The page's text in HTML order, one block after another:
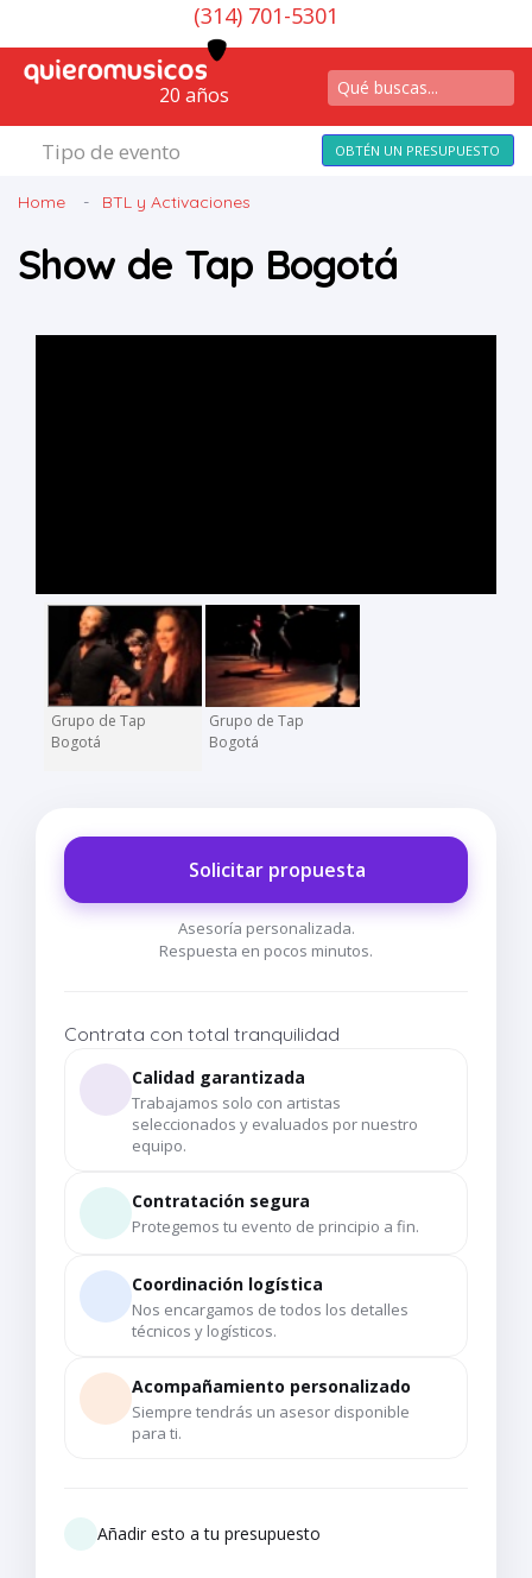
(314) 701-5301
20 años
Tipo de evento OBTÉN UN PRESUPUESTO
Home BTL y Activaciones
Show de Tap Bogotá
Grupo de Tap
Bogotá
Grupo de Tap
Bogotá
Solicitar propuesta
Asesoría personalizada.
Respuesta en pocos minutos.
Contrata con total tranquilidad
Calidad garantizada
Trabajamos solo con artistas
seleccionados y evaluados por nuestro
equipo.
Contratación segura
Protegemos tu evento de principio a fin.
Coordinación logística
Nos encargamos de todos los detalles
técnicos y logísticos.
Acompañamiento personalizado
Siempre tendrás un asesor disponible
para ti.
Añadir esto a tu presupuesto